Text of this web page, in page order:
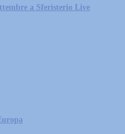
a Sferisterio Live